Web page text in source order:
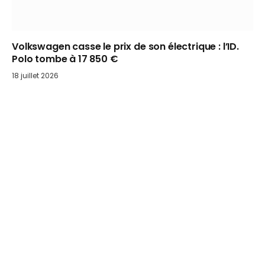
Volkswagen casse le prix de son électrique : l’ID.
Polo tombe à 17 850 €
18 juillet 2026